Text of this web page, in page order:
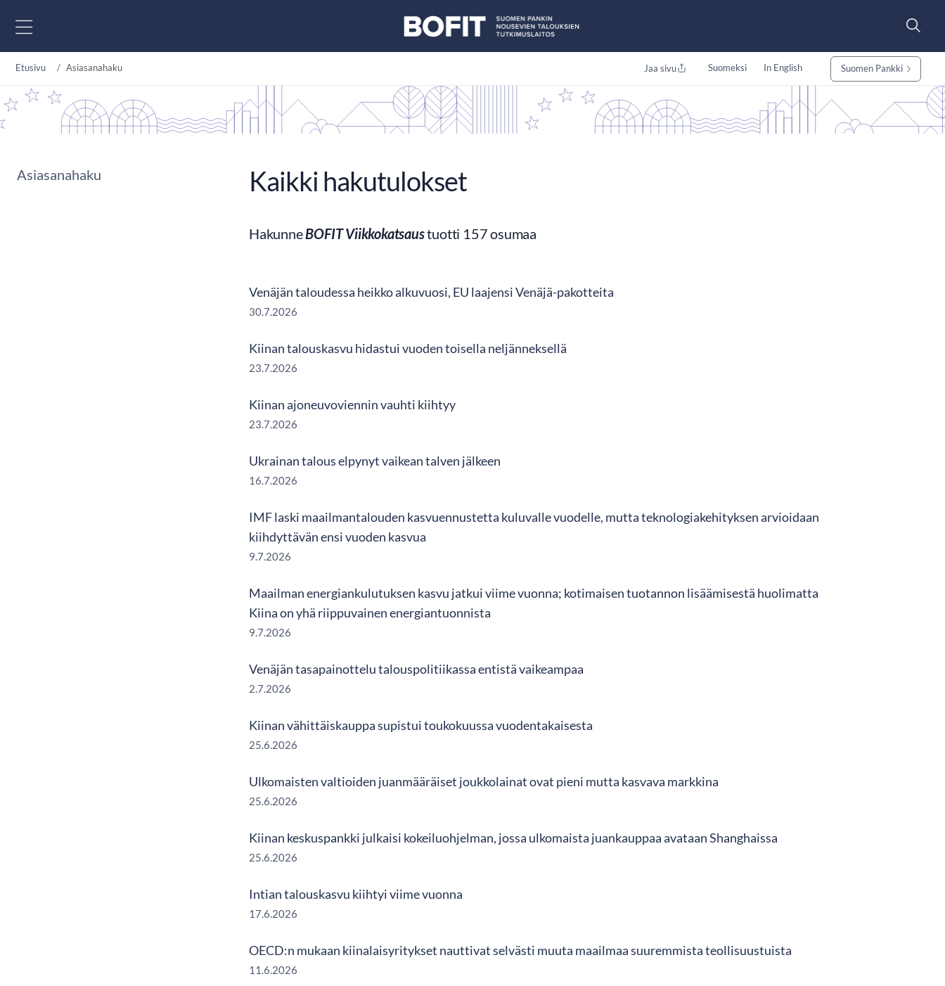
Etusivu Asiasanahaku Jaa sivu Suomeksi In English Suomen Pankki
Asiasanahaku Kaikki hakutulokset
HakunneBOFIT Viikkokatsaustuotti 157 osumaa
Venäjän taloudessa heikko alkuvuosi, EU laajensi Venäjä-pakotteita
30.7.2026
Kiinan talouskasvu hidastui vuoden toisella neljänneksellä
23.7.2026
Kiinan ajoneuvoviennin vauhti kiihtyy
23.7.2026
Ukrainan talous elpynyt vaikean talven jälkeen
16.7.2026
IMF laski maailmantalouden kasvuennustetta kuluvalle vuodelle, mutta teknologiakehityksen arvioidaan
kiihdyttävän ensi vuoden kasvua
9.7.2026
Maailman energiankulutuksen kasvu jatkui viime vuonna; kotimaisen tuotannon lisäämisestä huolimatta
Kiina on yhä riippuvainen energiantuonnista
9.7.2026
Venäjän tasapainottelu talouspolitiikassa entistä vaikeampaa
2.7.2026
Kiinan vähittäiskauppa supistui toukokuussa vuodentakaisesta
25.6.2026
Ulkomaisten valtioiden juanmääräiset joukkolainat ovat pieni mutta kasvava markkina
25.6.2026
Kiinan keskuspankki julkaisi kokeiluohjelman, jossa ulkomaista juankauppaa avataan Shanghaissa
25.6.2026
Intian talouskasvu kiihtyi viime vuonna
17.6.2026
OECD:n mukaan kiinalaisyritykset nauttivat selvästi muuta maailmaa suuremmista teollisuustuista
11.6.2026